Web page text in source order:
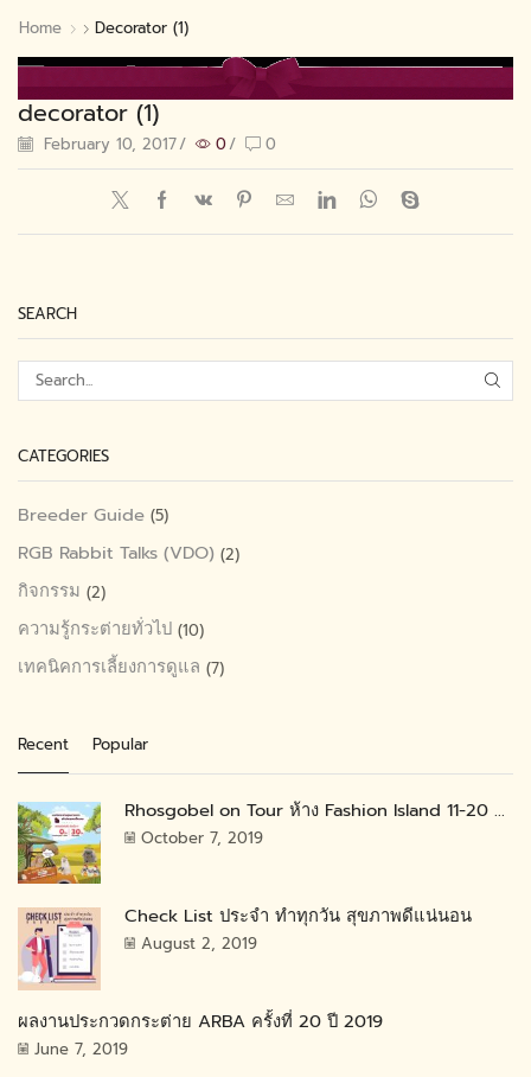
Home Decorator (1)
decorator (1)
February 10, 2017/ 0/ 0
SEARCH
CATEGORIES
Breeder Guide (5)
RGB Rabbit Talks (VDO) (2)
กิจกรรม (2)
ความรู้กระต่ายทั่วไป (10)
เทคนิคการเลี้ยงการดูแล (7)
Recent Popular
Rhosgobel on Tour ห้าง Fashion Island 11-20 ...
October 7, 2019
Check List ประจำ ทำทุกวัน สุขภาพดีแน่นอน
August 2, 2019
ผลงานประกวดกระต่าย ARBA ครั้งที่ 20 ปี 2019
June 7, 2019